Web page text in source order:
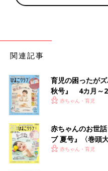
関連記事
育児の困ったが
秋号』 4カ月～2
いっぱい！
赤ちゃん・育児
赤ちゃんのお世
ブ 夏号』〈巻頭
く！ おっぱい・
赤ちゃん・育児